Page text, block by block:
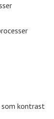
kontrast